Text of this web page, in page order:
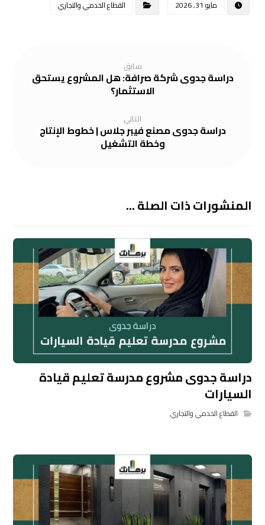
مايو 31, 2026 القطاع الخدمي والتجاري
سابق
دراسة جدوى شركة صرافة: هل المشروع يستحق
الاستثمار؟
التالي
دراسة جدوى مصنع فيبر جلاس | خطوط الإنتاج
وخطة التشغيل
المنشورات ذات الصلة ...
دراسة جدوى مشروع مدرسة تعليم قيادة
السيارات
القطاع الخدمي والتجاري